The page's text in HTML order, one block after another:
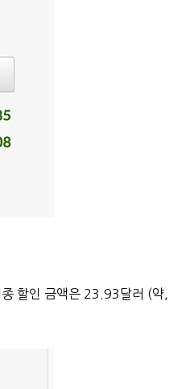
할인 금액은 23.93달러 (약,